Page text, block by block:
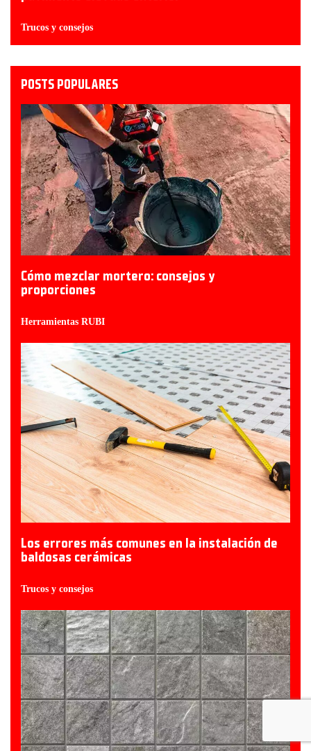
Trucos y consejos
POSTS POPULARES
Cómo mezclar mortero: consejos y
proporciones
Herramientas RUBI
Los errores más comunes en la instalación de
baldosas cerámicas
Trucos y consejos